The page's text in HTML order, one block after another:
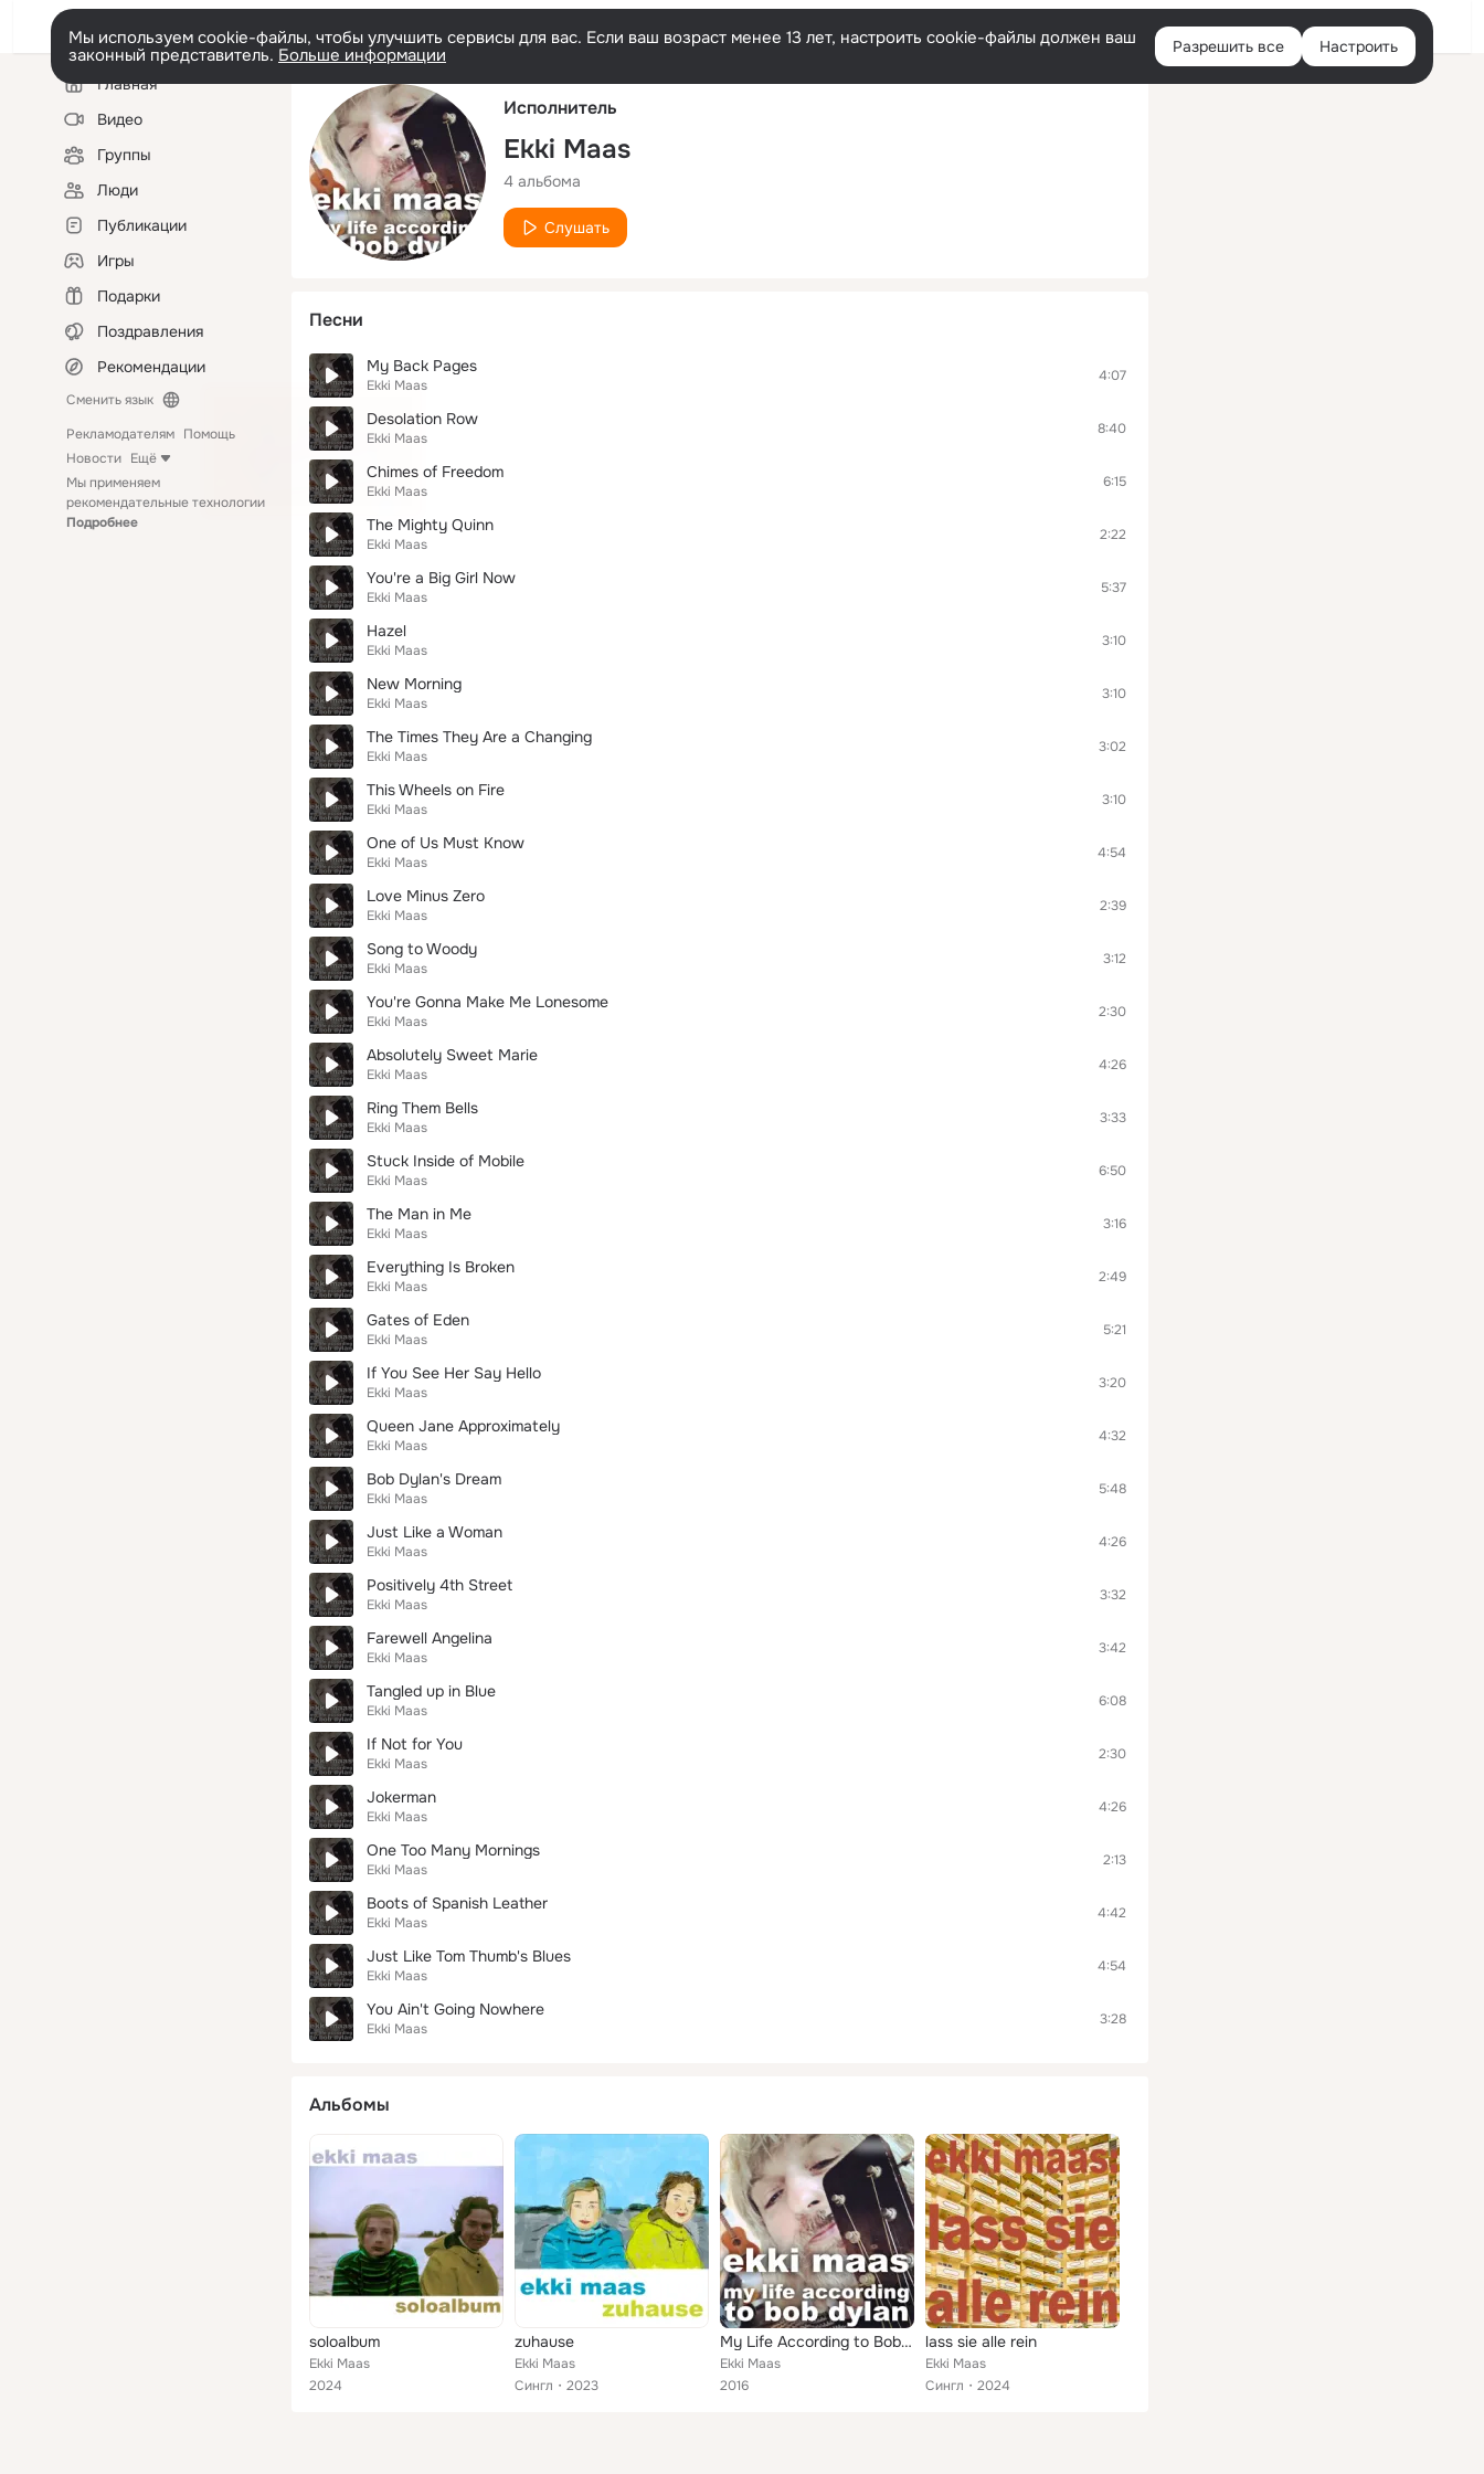
Русский Войти
Мы используем cookie-файлы, чтобы улучшить сервисы для вас. Если ваш возраст менее 13 лет, настроить cookie-файлы должен ваш
законный представитель. Больше информации Разрешить все Настроить
Левая
колонкаГлавная
Видео
Группы
Люди
Публикации
Игры
Подарки
Поздравления
Рекомендации
Сменить язык
Рекламодателям Помощь
Новости Ещё
Мы применяем
рекомендательные технологии
Подробнее
Исполнитель
Ekki Maas
4 альбома
Слушать
Песни
My Back Pages
Ekki Maas
4:07
Desolation Row
Ekki Maas
8:40
Chimes of Freedom
Ekki Maas
6:15
The Mighty Quinn
Ekki Maas
2:22
You're a Big Girl Now
Ekki Maas
5:37
Hazel
Ekki Maas
3:10
New Morning
Ekki Maas
3:10
The Times They Are a Changing
Ekki Maas
3:02
This Wheels on Fire
Ekki Maas
3:10
One of Us Must Know
Ekki Maas
4:54
Love Minus Zero
Ekki Maas
2:39
Song to Woody
Ekki Maas
3:12
You're Gonna Make Me Lonesome
Ekki Maas
2:30
Absolutely Sweet Marie
Ekki Maas
4:26
Ring Them Bells
Ekki Maas
3:33
Stuck Inside of Mobile
Ekki Maas
6:50
The Man in Me
Ekki Maas
3:16
Everything Is Broken
Ekki Maas
2:49
Gates of Eden
Ekki Maas
5:21
If You See Her Say Hello
Ekki Maas
3:20
Queen Jane Approximately
Ekki Maas
4:32
Bob Dylan's Dream
Ekki Maas
5:48
Just Like a Woman
Ekki Maas
4:26
Positively 4th Street
Ekki Maas
3:32
Farewell Angelina
Ekki Maas
3:42
Tangled up in Blue
Ekki Maas
6:08
If Not for You
Ekki Maas
2:30
Jokerman
Ekki Maas
4:26
One Too Many Mornings
Ekki Maas
2:13
Boots of Spanish Leather
Ekki Maas
4:42
Just Like Tom Thumb's Blues
Ekki Maas
4:54
You Ain't Going Nowhere
Ekki Maas
3:28
Альбомы
soloalbum
Ekki Maas
2024
zuhause
Ekki Maas
Сингл
2023
My Life According to Bob Dylan
Ekki Maas
2016
lass sie alle rein
Ekki Maas
Сингл
2024